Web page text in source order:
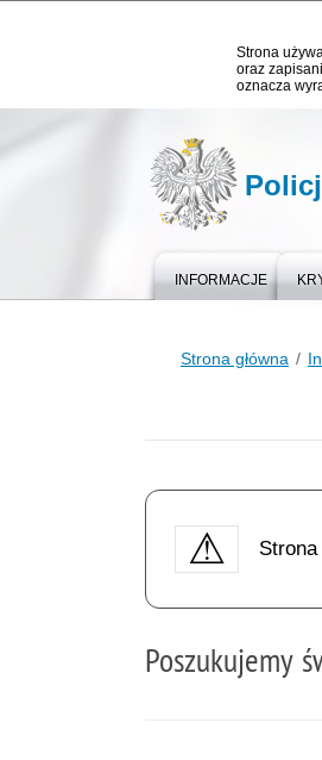
Strona
oraz
oznacza
INFORMACJE
Strona główna
Poszukujemy